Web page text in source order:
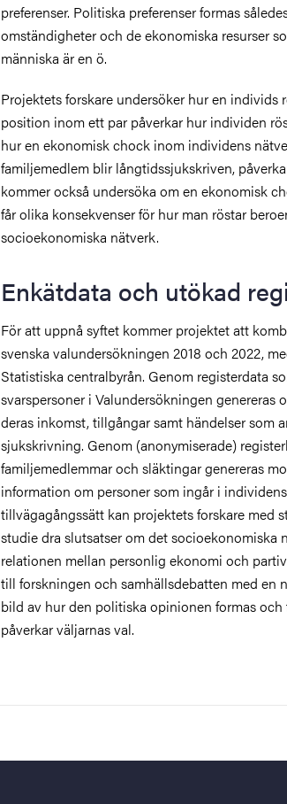
preferenser. Politiska preferenser formas
omständigheter och de ekonomiska resurser
människa är en ö.
Projektets forskare undersöker hur en individs
position inom ett par påverkar hur individen
hur en ekonomisk chock inom individens
familjemedlem blir långtidssjukskriven,
kommer också undersöka om en ekonomisk
får olika konsekvenser för hur man röstar
socioekonomiska nätverk.
Enkätdata och utökad
För att uppnå syftet kommer projektet att
svenska valundersökningen 2018 och 2022,
Statistiska centralbyrån. Genom registerdata
svarspersoner i Valundersökningen genereras
deras inkomst, tillgångar samt händelser som
sjukskrivning. Genom (anonymiserade)
familjemedlemmar och släktingar genereras
information om personer som ingår i
tillvägagångssätt kan projektets forskare med
studie dra slutsatser om det socioekonomiska
relationen mellan personlig ekonomi och
till forskningen och samhällsdebatten med en
bild av hur den politiska opinionen formas
påverkar väljarnas val.